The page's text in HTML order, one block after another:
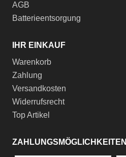
AGB
Batterieentsorgung
IHR EINKAUF
Warenkorb
Zahlung
Versandkosten
Widerrufsrecht
Top Artikel
ZAHLUNGSMÖGLICHKEITEN